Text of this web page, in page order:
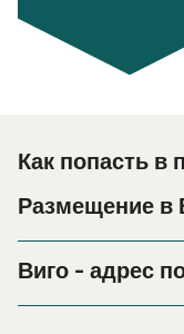
Как попасть в
Размещение в
его окрестностях
если вы ищете
Виго - адрес